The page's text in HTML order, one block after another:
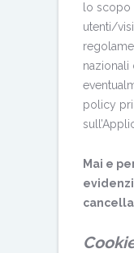
lo
utenti/
nazionali
policy
Mai e